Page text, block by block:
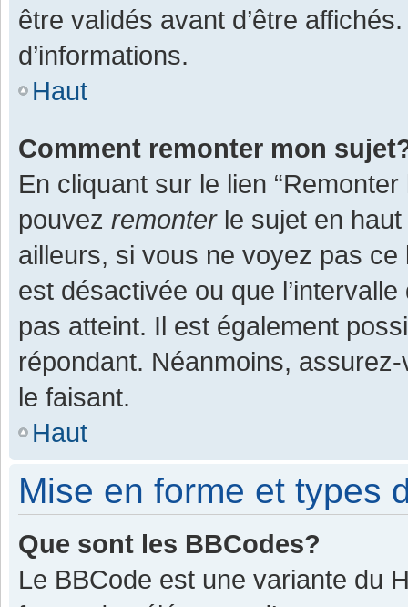
être validés avant d’être
d’informations.
Haut
Comment remonter mon
En cliquant sur le lien
pouvez remonterle sujet en haut
ailleurs, si vous ne voyez pas
est désactivée ou que
pas atteint. Il est également
répondant. Néanmoins,
le faisant.
Haut
Mise en forme et types
Que sont les BBCodes?
Le BBCode est une variante du